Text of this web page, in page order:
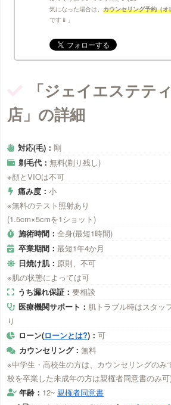
気になった場合は、 カウンセリング予約（
です📱
「ジェイエステテ
店」の詳細
対応(毛)：剛
剃毛代：無料(剃り残し)
※顔とVIOは不可
痛み度：小
※無料のテスト照射あり
(1.5cm×5cmを1ショット)
施術時間： 全身(最短1時間)
卒業期間： 最短1年4か月
日焼け肌： 原則、不可
※肌の状態によっては可
うち漏れ保証： 要相談
医療機関サポート： 肌トラブル時はスタッ
り
ローン(ローンとは?)： 可
カウンセリング： 無料
※中学生・高校生の方は、カウンセリングのみ
校を卒業した未成年の方は親権者同意書のみ
年齢： 12~ 親権者同意書